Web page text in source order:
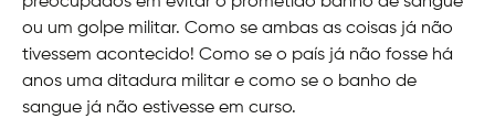
ou um golpe militar. Como se ambas as coisas já não
tivessem acontecido! Como se o país já não fosse há
anos uma ditadura militar e como se o banho de
sangue já não estivesse em curso.